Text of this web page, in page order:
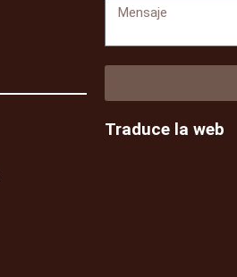
Mensaje
Traduce la web